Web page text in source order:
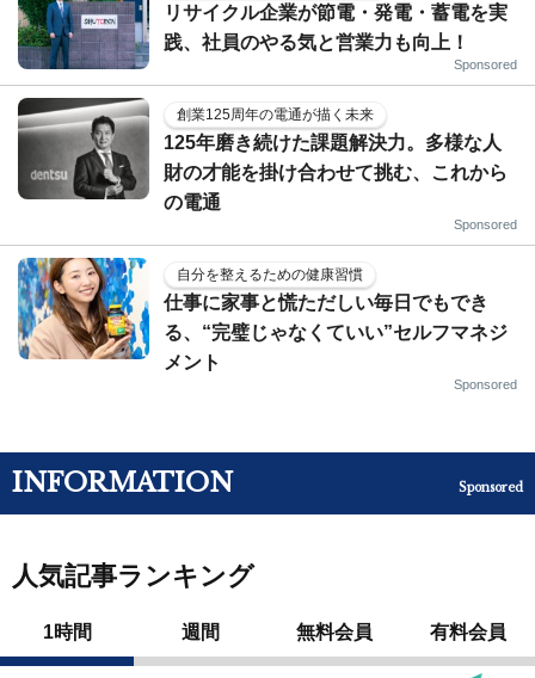
リサイクル企業が節電・発電・蓄電を実
践、社員のやる気と営業力も向上！
Sponsored
創業125周年の電通が描く未来
125年磨き続けた課題解決力。多様な人
財の才能を掛け合わせて挑む、これから
の電通
Sponsored
自分を整えるための健康習慣
仕事に家事と慌ただしい毎日でもでき
る、“完璧じゃなくていい”セルフマネジ
メント
Sponsored
INFORMATION Sponsored
人気記事ランキング
1時間 週間 無料会員 有料会員